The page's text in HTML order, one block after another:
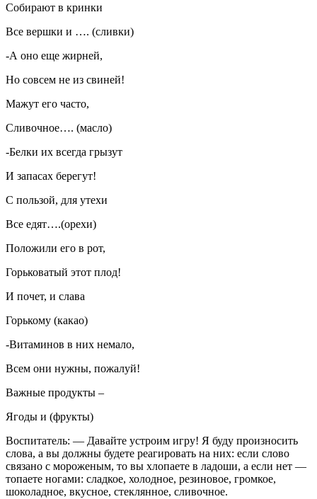
Собирают в кринки
Все вершки и …. (сливки)
-А оно еще жирней,
Но совсем не из свиней!
Мажут его часто,
Сливочное…. (масло)
-Белки их всегда грызут
И запасах берегут!
С пользой, для утехи
Все едят….(орехи)
Положили его в рот,
Горьковатый этот плод!
И почет, и слава
Горькому (какао)
-Витаминов в них немало,
Всем они нужны, пожалуй!
Важные продукты –
Ягоды и (фрукты)
Воспитатель: — Давайте устроим игру! Я буду произносить
слова, а вы должны будете реагировать на них: если слово
связано с мороженым, то вы хлопаете в ладоши, а если нет —
топаете ногами: сладкое, холодное, резиновое, громкое,
шоколадное, вкусное, стеклянное, сливочное.